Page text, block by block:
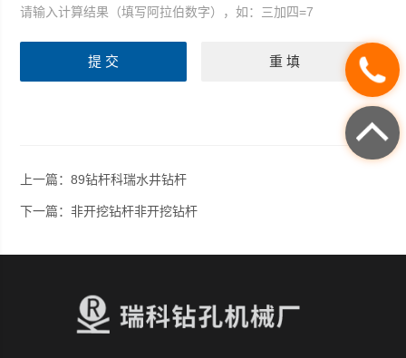
请输入计算结果（填写阿拉伯数字），如：三加四=7
上一篇：89钻杆科瑞水井钻杆
下一篇：非开挖钻杆非开挖钻杆